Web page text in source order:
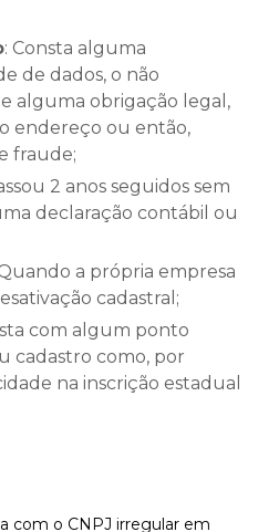
: Consta alguma
de dados, o não
alguma obrigação legal,
endereço ou então,
fraude;
2 anos seguidos sem
declaração contábil ou
a própria empresa
cadastral;
com algum ponto
cadastro como, por
na inscrição estadual
com o CNPJ irregular em